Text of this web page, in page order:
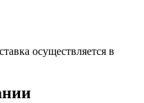
осуществляется в